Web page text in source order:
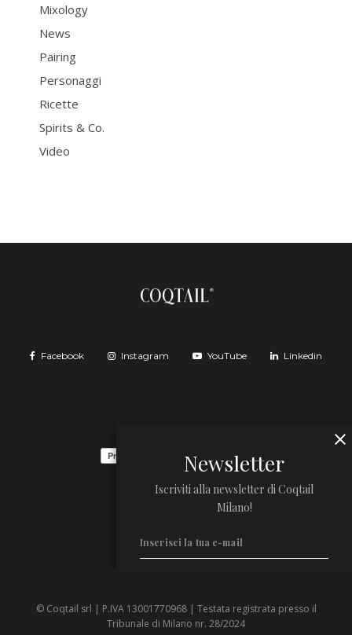
Mixology
News
Pairing
Personaggi
Ricette
Spirits & Co.
Video
Facebook Instagram YouTube Linkedin
Newsletter
Iscriviti alla newsletter di Coqtail
Milano!
Privacy Policy
© Coqtail srl | P.IVA 13001770968 | Testata registrata presso il
Tribunale di Milano nr. 28/2024